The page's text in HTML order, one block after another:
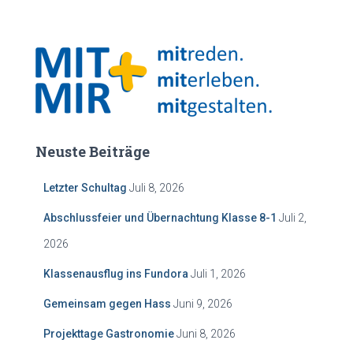
Neuste Beiträge
Letzter Schultag Juli 8, 2026
Abschlussfeier und Übernachtung Klasse 8-1 Juli 2,
2026
Klassenausflug ins FundoraJuli 1, 2026
Gemeinsam gegen Hass Juni 9, 2026
Projekttage GastronomieJuni 8, 2026